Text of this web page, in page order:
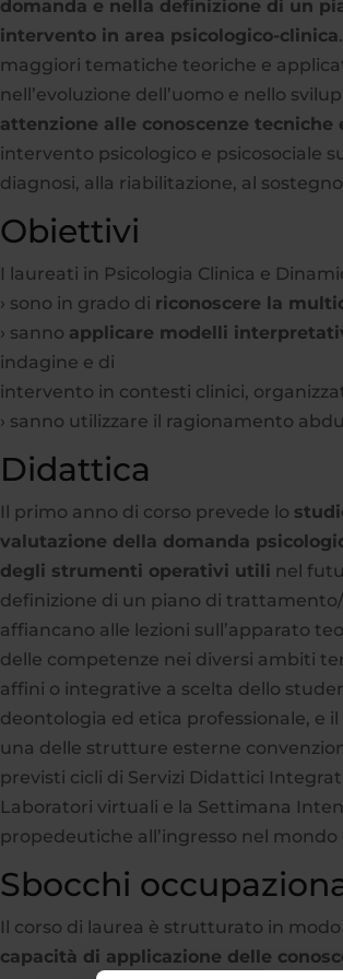
domanda e nella definizione di un
intervento in area psicologico-clinica
maggiori tematiche teoriche e
nell’evoluzione dell’uomo e nello
attenzione alle conoscenze tecniche
intervento psicologico e psicosociale
diagnosi, alla riabilitazione, al
Obiettivi
I laureati in Psicologia Clinica e
› sono in grado di riconoscere la
› sanno applicare modelli
indagine e di
intervento in contesti clinici,
› sanno utilizzare il ragionamento
Didattica
Il primo anno di corso prevede lo
valutazione della domanda
degli strumenti operativi utili nel
definizione di un piano di
affiancano alle lezioni sull’apparato
delle competenze nei diversi ambiti
affini o integrative a scelta dello
deontologia ed etica professionale, e
una delle strutture esterne
previsti cicli di Servizi Didattici
Laboratori virtuali e la Settimana
propedeutiche all’ingresso nel mondo
Sbocchi
Il corso di laurea è strutturato in
capacità di applicazione delle